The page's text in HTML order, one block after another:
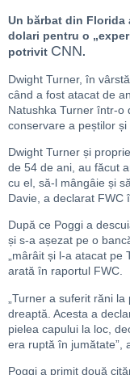
Un bărbat din Florida
dolari pentru o
potrivit CNN.
Dwight Turner, în
când a fost atacat de
Natushka Turner într-o
conservare a peștilor și
Dwight Turner și
de 54 de ani, au făcut
cu el, să-l mângâie și
Davie, a declarat FWC
După ce Poggi a
și s-a așezat pe o
„mârâit și l-a atacat pe
arată în raportul FWC.
„Turner a suferit răni
dreaptă. Acesta a
pielea capului la loc,
era ruptă în jumătate”,
Poggi a primit două